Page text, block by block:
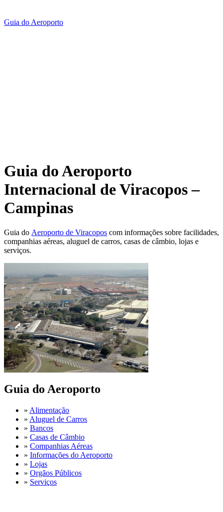
Guia do Aeroporto
Guia do Aeroporto
Internacional de Viracopos –
Campinas
Guia do Aeroporto de Viracopos com informações sobre facilidades,
companhias aéreas, aluguel de carros, casas de câmbio, lojas e
serviços.
Guia do Aeroporto
» Alimentação
» Aluguel de Carros
» Bancos
» Casas de Câmbio
» Companhias Aéreas
» Informações do Aeroporto
» Lojas
» Orgãos Públicos
» Serviços